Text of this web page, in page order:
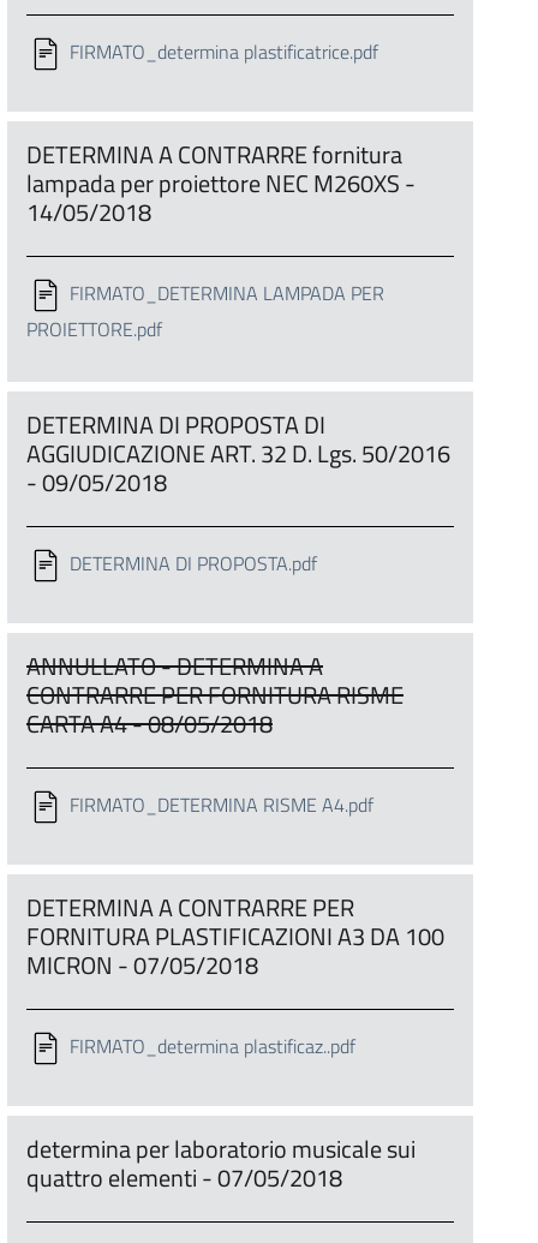
FIRMATO_determina plastificatrice.pdf
DETERMINA A CONTRARRE fornitura
lampada per proiettore NEC M260XS -
14/05/2018
FIRMATO_DETERMINA LAMPADA PER
PROIETTORE.pdf
DETERMINA DI PROPOSTA DI
AGGIUDICAZIONE ART. 32 D. Lgs. 50/2016
- 09/05/2018
DETERMINA DI PROPOSTA.pdf
ANNULLATO - DETERMINA A
CONTRARRE PER FORNITURA RISME
CARTA A4 - 08/05/2018
FIRMATO_DETERMINA RISME A4.pdf
DETERMINA A CONTRARRE PER
FORNITURA PLASTIFICAZIONI A3 DA 100
MICRON - 07/05/2018
FIRMATO_determina plastificaz..pdf
determina per laboratorio musicale sui
quattro elementi - 07/05/2018